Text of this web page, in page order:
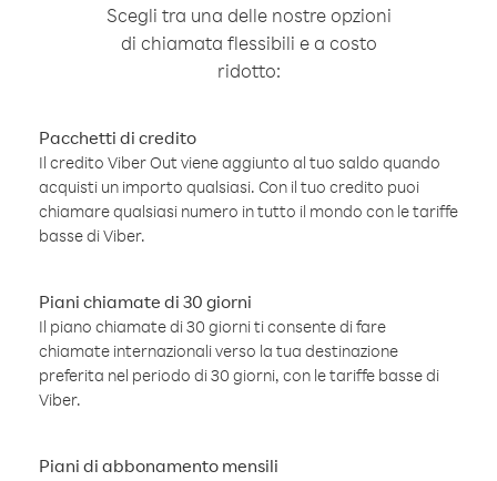
Scegli tra una delle nostre opzioni
di chiamata flessibili e a costo
ridotto:
Pacchetti di credito
Il credito Viber Out viene aggiunto al tuo saldo quando
acquisti un importo qualsiasi. Con il tuo credito puoi
chiamare qualsiasi numero in tutto il mondo con le tariffe
basse di Viber.
Piani chiamate di 30 giorni
Il piano chiamate di 30 giorni ti consente di fare
chiamate internazionali verso la tua destinazione
preferita nel periodo di 30 giorni, con le tariffe basse di
Viber.
Piani di abbonamento mensili